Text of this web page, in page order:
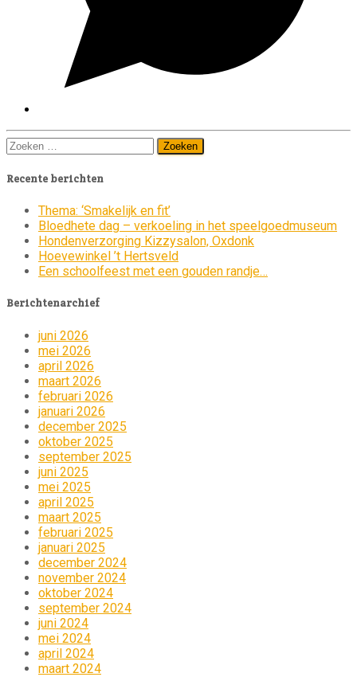
Zoeken
naar:
Recente berichten
Thema: ‘Smakelijk en fit’
Bloedhete dag – verkoeling in het speelgoedmuseum
Hondenverzorging Kizzysalon, Oxdonk
Hoevewinkel ’t Hertsveld
Een schoolfeest met een gouden randje…
Berichtenarchief
juni 2026
mei 2026
april 2026
maart 2026
februari 2026
januari 2026
december 2025
oktober 2025
september 2025
juni 2025
mei 2025
april 2025
maart 2025
februari 2025
januari 2025
december 2024
november 2024
oktober 2024
september 2024
juni 2024
mei 2024
april 2024
maart 2024